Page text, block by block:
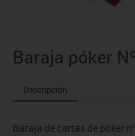
Baraja póker
Descripción
Baraja de cartas de póker